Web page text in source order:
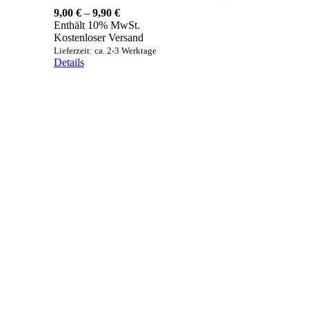
9,00 € – 9,90 €Preisspanne:
9,00 €
bis
9,90 €
Enthält 10% MwSt.
Kostenloser Versand
Lieferzeit: ca. 2-3 Werktage
Details